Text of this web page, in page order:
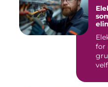
for